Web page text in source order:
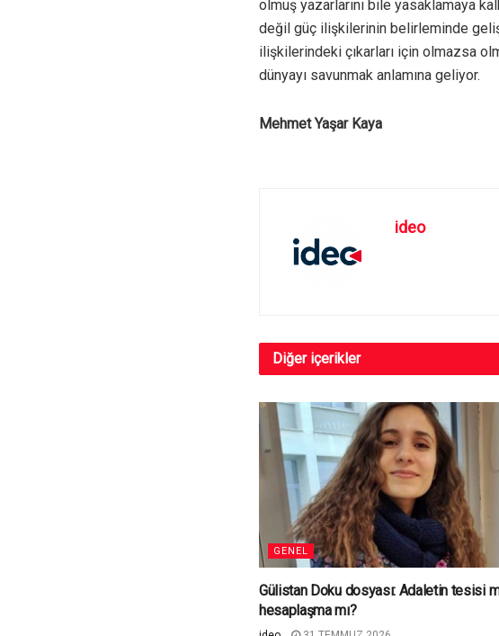
olmuş yazarlarını bile yasaklamaya
değil güç ilişkilerinin belirleminde
ilişkilerindeki çıkarları için olmazsa
dünyayı savunmak anlamına geliyor.
Mehmet Yaşar Kaya
ideo
Diğer içerikler
GENEL
Gülistan Doku dosyası: Adaletin tesisi
hesaplaşma mı?